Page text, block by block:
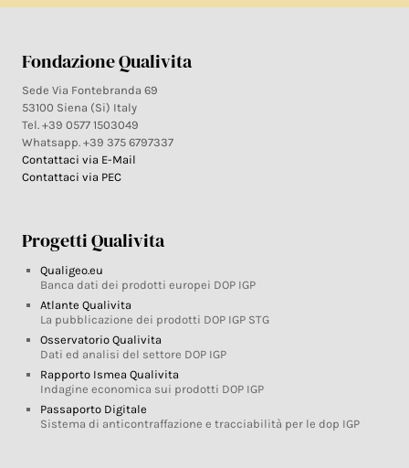
Fondazione Qualivita
Sede Via Fontebranda 69
53100 Siena (Si) Italy
Tel. +39 0577 1503049
Whatsapp. +39 375 6797337
Contattaci via E-Mail
Contattaci via PEC
Progetti Qualivita
Qualigeo.eu
Banca dati dei prodotti europei DOP IGP
Atlante Qualivita
La pubblicazione dei prodotti DOP IGP STG
Osservatorio Qualivita
Dati ed analisi del settore DOP IGP
Rapporto Ismea Qualivita
Indagine economica sui prodotti DOP IGP
Passaporto Digitale
Sistema di anticontraffazione e tracciabilità per le dop IGP